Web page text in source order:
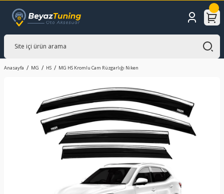
Anasayfa MG HS MG HS Kromlu Cam Rüzgarlığı Niken